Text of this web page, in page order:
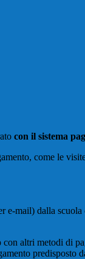
con il sistema
come le
e-mail) dalla
altri metodi di
predisposto